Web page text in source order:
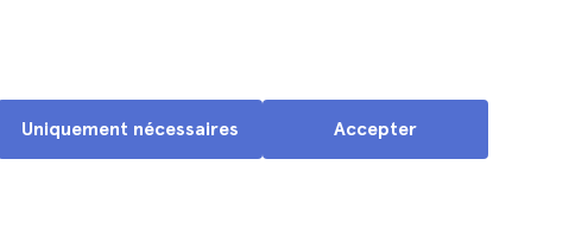
Accepter
Uniquement nécessaires